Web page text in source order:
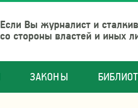
Если Вы журналист и
со стороны властей и
ЗАКОНЫ